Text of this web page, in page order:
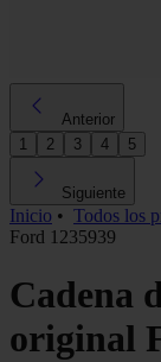
Anterior
1
2 3 4 5
Siguiente
Inicio • Todos los
Ford 1235939
Cadena
original